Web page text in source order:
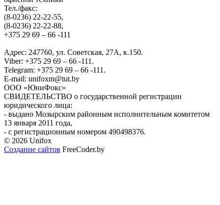
Тел./факс:
(8-0236) 22-22-55,
(8-0236) 22-22-88,
+375 29 69 – 66 -111
Адрес: 247760, ул. Советская, 27А, к.150.
Viber: +375 29 69 – 66 -111.
Telegram: +375 29 69 – 66 -111.
E-mail: unifoxm@tut.by
ООО «ЮниФокс»
СВИДЕТЕЛЬСТВО о государственной регистрации
юридического лица:
- выдано Мозырским районным исполнительным комитетом
13 января 2011 года,
- с регистрационным номером 490498376.
© 2026 Unifox
Создание сайтов FreeCoder.by